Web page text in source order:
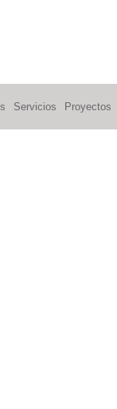
Servicios Proyectos